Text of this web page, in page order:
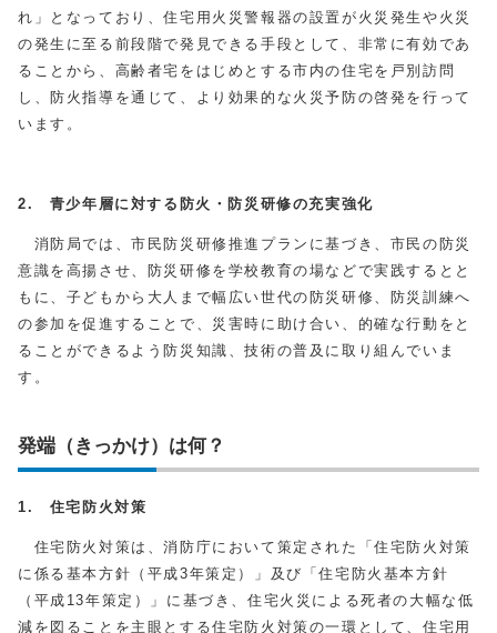
れ」となっており、住宅用火災警報器の設置が火災発生や火災
の発生に至る前段階で発見できる手段として、非常に有効であ
ることから、高齢者宅をはじめとする市内の住宅を戸別訪問
し、防火指導を通じて、より効果的な火災予防の啓発を行って
います。
2. 青少年層に対する防火・防災研修の充実強化
消防局では、市民防災研修推進プランに基づき、市民の防災
意識を高揚させ、防災研修を学校教育の場などで実践するとと
もに、子どもから大人まで幅広い世代の防災研修、防災訓練へ
の参加を促進することで、災害時に助け合い、的確な行動をと
ることができるよう防災知識、技術の普及に取り組んでいま
す。
発端（きっかけ）は何？
1. 住宅防火対策
住宅防火対策は、消防庁において策定された「住宅防火対策
に係る基本方針（平成3年策定）」及び「住宅防火基本方針
（平成13年策定）」に基づき、住宅火災による死者の大幅な低
減を図ることを主眼とする住宅防火対策の一環として、住宅用